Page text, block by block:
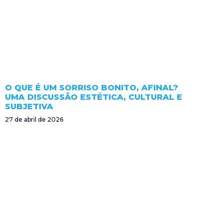
O QUE É UM SORRISO BONITO, AFINAL?
UMA DISCUSSÃO ESTÉTICA, CULTURAL E
SUBJETIVA
27 de abril de 2026